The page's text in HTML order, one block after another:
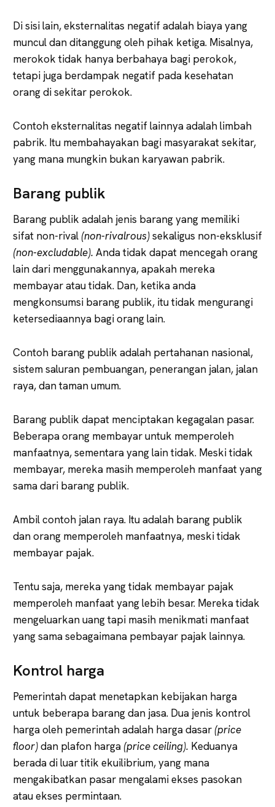
Di sisi lain, eksternalitas negatif adalah biaya yang
muncul dan ditanggung oleh pihak ketiga. Misalnya,
merokok tidak hanya berbahaya bagi perokok,
tetapi juga berdampak negatif pada kesehatan
orang di sekitar perokok.
Contoh eksternalitas negatif lainnya adalah limbah
pabrik. Itu membahayakan bagi masyarakat sekitar,
yang mana mungkin bukan karyawan pabrik.
Barang publik
Barang publik adalah jenis barang yang memiliki
sifat non-rival (non-rivalrous)sekaligus non-eksklusif
(non-excludable). Anda tidak dapat mencegah orang
lain dari menggunakannya, apakah mereka
membayar atau tidak. Dan, ketika anda
mengkonsumsi barang publik, itu tidak mengurangi
ketersediaannya bagi orang lain.
Contoh barang publik adalah pertahanan nasional,
sistem saluran pembuangan, penerangan jalan, jalan
raya, dan taman umum.
Barang publik dapat menciptakan kegagalan pasar.
Beberapa orang membayar untuk memperoleh
manfaatnya, sementara yang lain tidak. Meski tidak
membayar, mereka masih memperoleh manfaat yang
sama dari barang publik.
Ambil contoh jalan raya. Itu adalah barang publik
dan orang memperoleh manfaatnya, meski tidak
membayar pajak.
Tentu saja, mereka yang tidak membayar pajak
memperoleh manfaat yang lebih besar. Mereka tidak
mengeluarkan uang tapi masih menikmati manfaat
yang sama sebagaimana pembayar pajak lainnya.
Kontrol harga
Pemerintah dapat menetapkan kebijakan harga
untuk beberapa barang dan jasa. Dua jenis kontrol
harga oleh pemerintah adalah harga dasar (price
floor)dan plafon harga (price ceiling). Keduanya
berada di luar titik ekuilibrium, yang mana
mengakibatkan pasar mengalami ekses pasokan
atau ekses permintaan.